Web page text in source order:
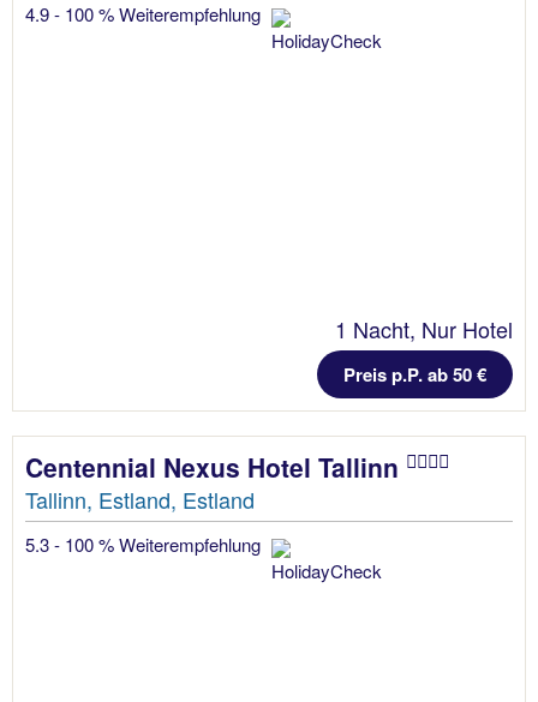
4.9 - 100 % Weiterempfehlung
1 Nacht, Nur Hotel
Preis p.P. ab 50 €
Centennial Nexus Hotel Tallinn
Tallinn, Estland, Estland
5.3 - 100 % Weiterempfehlung